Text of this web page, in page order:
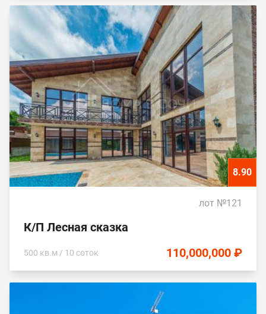
8.90
лот №121
К/П Лесная сказка
500 кв.м / 10 соток 110,000,000 ₽